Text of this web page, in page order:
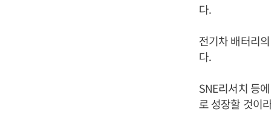
다.
전기차 배터리
다.
SNE리서치 등
로 성장할 것이